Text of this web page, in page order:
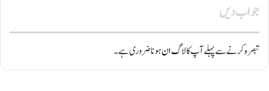
جواب دیں
تبصرہ کرنے سے پہلے آپ کالاگ انہونا ضروری ہے۔